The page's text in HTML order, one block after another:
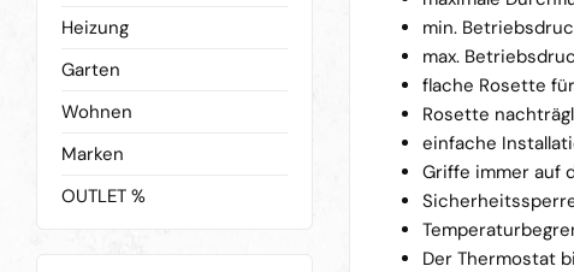
Heizung
Garten
Wohnen
Marken
OUTLET %
min.
max.
flache Rosette
Rosette
einfache
Griffe immer auf
Der Thermostat